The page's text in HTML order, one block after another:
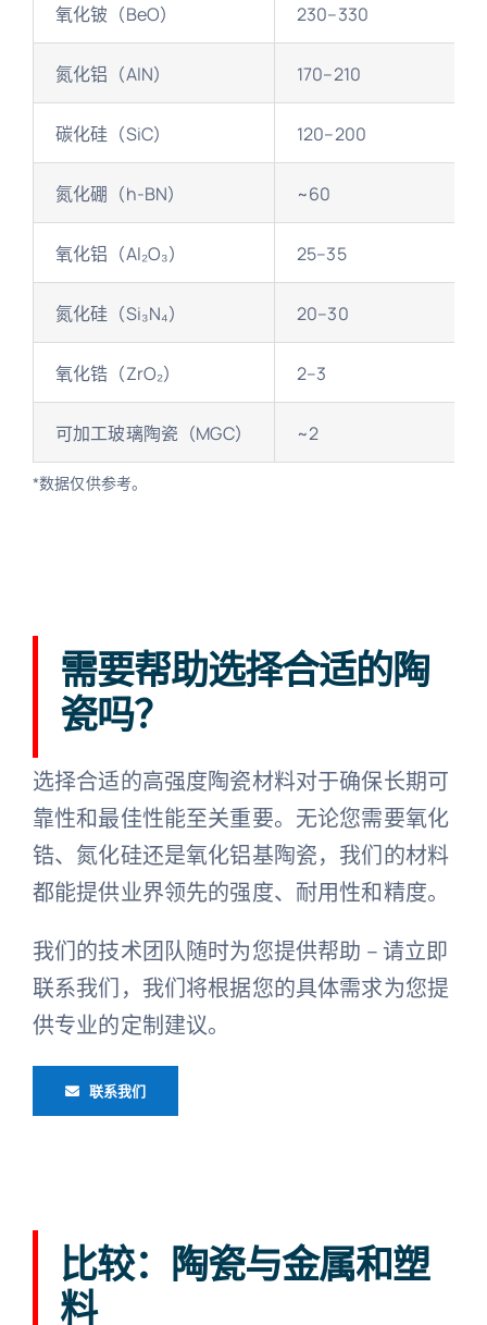
氧化铍（BeO） 230–330
氮化铝（AlN） 170–210
碳化硅（SiC） 120–200
氮化硼（h-BN） ~60
氧化铝（Al₂O₃） 25–35
氮化硅（Si₃N₄） 20–30
氧化锆（ZrO₂） 2–3
可加工玻璃陶瓷（MGC） ~2
*数据仅供参考。
需要帮助选择合适的陶
瓷吗？
选择合适的高强度陶瓷材料对于确保长期可
靠性和最佳性能至关重要。无论您需要氧化
锆、氮化硅还是氧化铝基陶瓷，我们的材料
都能提供业界领先的强度、耐用性和精度。
我们的技术团队随时为您提供帮助 – 请立即
联系我们，我们将根据您的具体需求为您提
供专业的定制建议。
联系我们
比较：陶瓷与金属和塑
料